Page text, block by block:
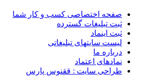
صفحه اختصاصی کسب و کار شما
ثبت تبلیغات گسترده
ثبت اینماد
لیست سایتهای تبلیغاتی
درباره ما
نمادهای اعتماد
طراحی سایت : ققنوس پارس